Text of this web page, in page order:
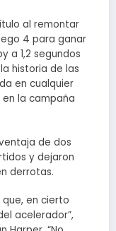
al remontar
4 para ganar
a 1,2 segundos
historia de las
en cualquier
la campaña
de dos
y dejaron
derrotas.
en cierto
acelerador”,